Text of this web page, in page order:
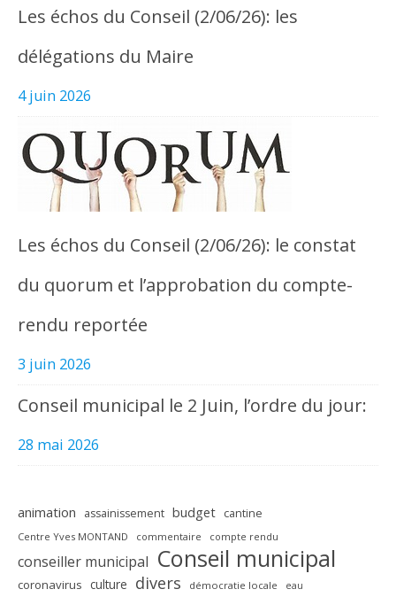
Les échos du Conseil (2/06/26): les
délégations du Maire
4 juin 2026
Les échos du Conseil (2/06/26): le constat
du quorum et l’approbation du compte-
rendu reportée
3 juin 2026
Conseil municipal le 2 Juin, l’ordre du jour:
28 mai 2026
animation assainissement budget cantine
Centre Yves MONTAND commentaire compte rendu
conseiller municipal Conseil municipal
coronavirus culture divers démocratie locale eau